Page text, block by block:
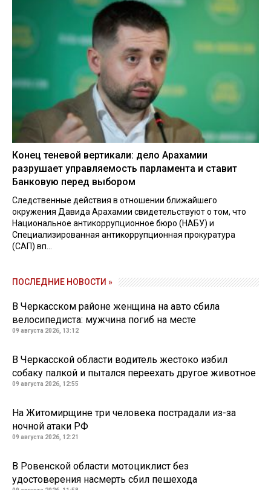
Конец теневой вертикали: дело Арахамии
разрушает управляемость парламента и ставит
Банковую перед выбором
Следственные действия в отношении ближайшего
окружения Давида Арахамии свидетельствуют о том, что
Национальное антикоррупционное бюро (НАБУ) и
Специализированная антикоррупционная прокуратура
(САП) вп...
ПОСЛЕДНИЕ НОВОСТИ »
В Черкасском районе женщина на авто сбила
велосипедиста: мужчина погиб на месте
09 августа 2026, 13:12
В Черкасской области водитель жестоко избил
собаку палкой и пытался переехать другое животное
09 августа 2026, 12:55
На Житомирщине три человека пострадали из-за
ночной атаки РФ
09 августа 2026, 12:21
В Ровенской области мотоциклист без
удостоверения насмерть сбил пешехода